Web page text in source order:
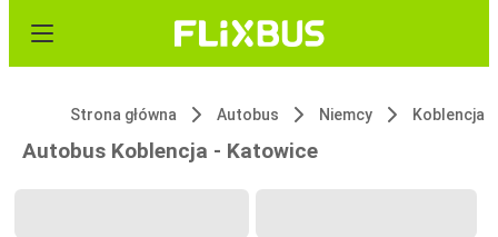
Strona główna Autobus Niemcy Koblencja
Autobus Koblencja - Katowice